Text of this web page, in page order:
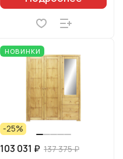
НОВИНКИ
-25%
103 031 ₽ 137 375 ₽